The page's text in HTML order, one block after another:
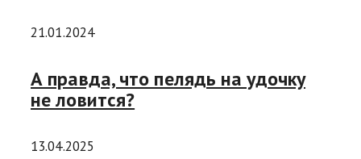
21.01.2024
А правда, что пелядь на удочку
не ловится?
13.04.2025